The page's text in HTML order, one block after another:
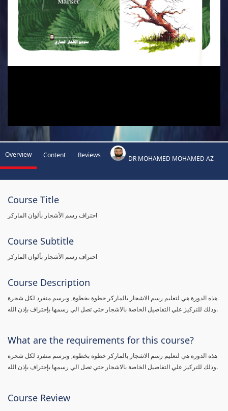
Overview Content Reviews DR MOHAMED MOHAMED AZ
Course Title
احتراف رسم الأشجار بألوان الماركر
Course Subtitle
احتراف رسم الأشجار بألوان الماركر
Course Description
هذه الدورة هي لتعليم رسم الاشجار بالماركر خطوة بخطوة, وبرسم منفرد لكل شجرة
وذلك للتركيز علي التفاصيل الخاصة بالاشجار حتي تصل الي رسمها بإحتراف بإذن الله.
What are the requirements for this course?
هذه الدورة هي لتعليم رسم الاشجار بالماركر خطوة بخطوة, وبرسم منفرد لكل شجرة
وذلك للتركيز علي التفاصيل الخاصة بالاشجار حتي تصل الي رسمها بإحتراف بإذن الله.
Course Review